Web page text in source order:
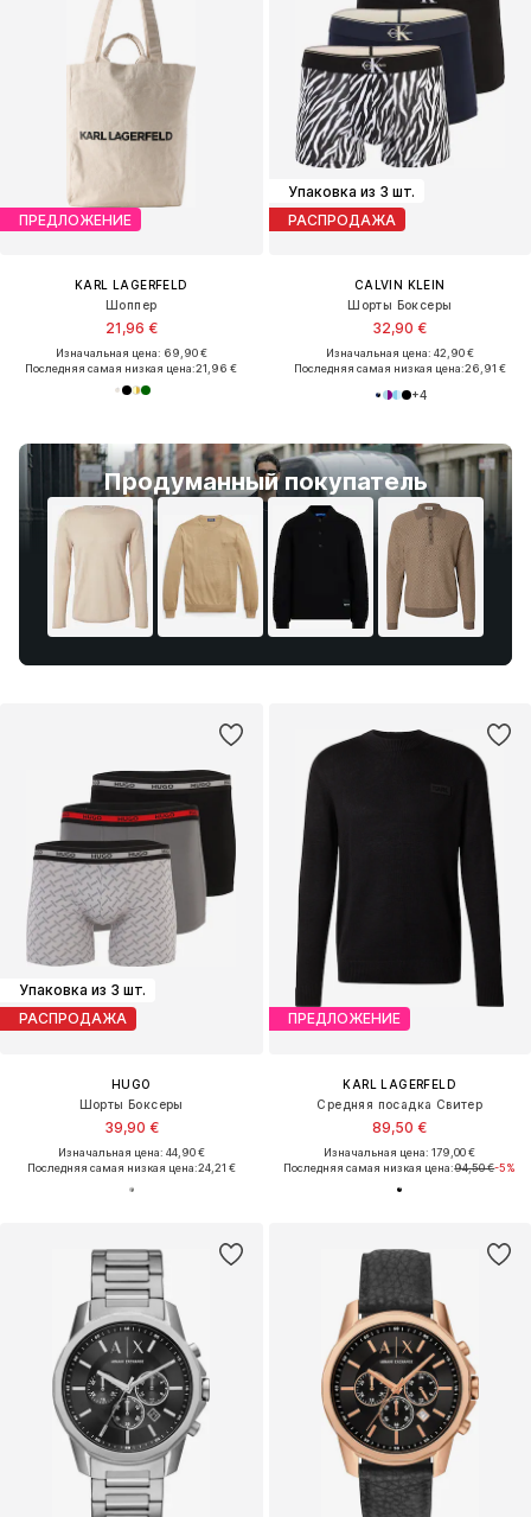
ПРЕДЛОЖЕНИЕ
KARL LAGERFELD
Шоппер
21,96 €
Изначальная цена: 69,90 €
Последняя самая низкая цена:21,96 €
Продуманный покупатель
Упаковка из 3 шт.
РАСПРОДАЖА
CALVIN KLEIN
Шорты Боксеры
32,90 €
Изначальная цена: 42,90 €
Последняя самая низкая цена:26,91 €
+4
Упаковка из 3 шт.
РАСПРОДАЖА
HUGO
Шорты Боксеры
39,90 €
Изначальная цена: 44,90 €
Последняя самая низкая цена:24,21 €
ПРЕДЛОЖЕНИЕ
KARL LAGERFELD
Средняя посадка Свитер
89,50 €
Изначальная цена: 179,00 €
Последняя самая низкая цена:94,50 €-5%